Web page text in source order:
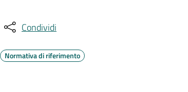
Condividi
Normativa di riferimento